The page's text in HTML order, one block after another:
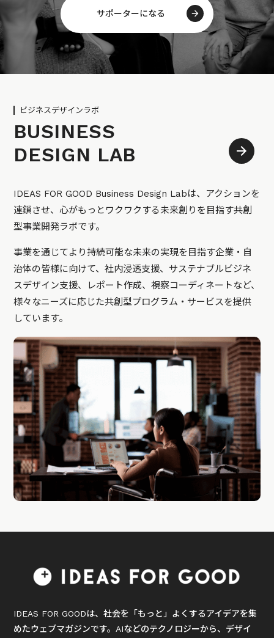
サポーターになる
ビジネスデザインラボ
BUSINESS
DESIGN LAB
IDEAS FOR GOOD Business Design Labは、アクションを
連鎖させ、心がもっとワクワクする未来創りを目指す共創
型事業開発ラボです。
事業を通じてより持続可能な未来の実現を目指す企業・自
治体の皆様に向けて、社内浸透支援、サステナブルビジネ
スデザイン支援、レポート作成、視察コーディネートなど、
様々なニーズに応じた共創型プログラム・サービスを提供
しています。
IDEAS FOR GOODは、社会を「もっと」よくするアイデアを集
めたウェブマガジンです。AIなどのテクノロジーから、デザイ